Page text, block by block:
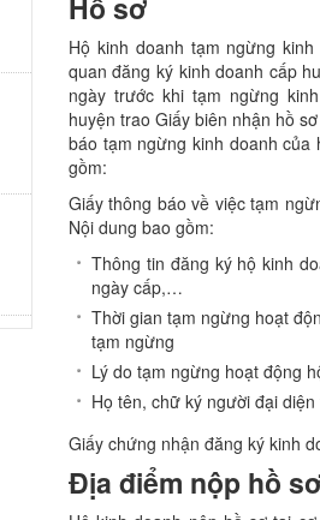
Hồ sơ
Hộ kinh doanh tạm ngừng
quan đăng ký kinh doanh cấp
ngày trước khi tạm ngừng
huyện trao Giấy biên nhận hồ
báo tạm ngừng kinh doanh
gồm:
Giấy thông báo về việc tạm
Nội dung bao gồm:
Thông tin đăng ký hộ kinh
ngày cấp,…
Thời gian tạm ngừng hoạt
tạm ngừng
Lý do tạm ngừng hoạt động
Họ tên, chữ ký người đại
Giấy chứng nhận đăng ký kinh
Địa điểm nộp hồ